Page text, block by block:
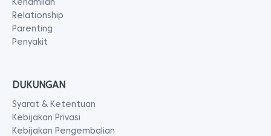
Relationship
Parenting
Penyakit
DUKUNGAN
Syarat & Ketentuan
Kebijakan Privasi
Kebijakan Pengembalian